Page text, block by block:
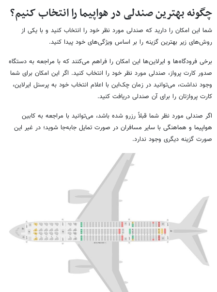
چگونه بهترین صندلی در هواپیما را انتخاب کنیم؟
شما این امکان را دارید که صندلی مورد نظر خود را انتخاب کنید و با یکی از
روش‌های زیر بهترین گزینه را بر اساس ویژگی‌های خود پیدا کنید.
برخی فرودگاه‌ها و ایرلاین‌ها این امکان را فراهم می‌کنند که با مراجعه به دستگاه
صدور کارت پرواز، صندلی مورد نظر خود را انتخاب کنید. اگر این امکان برای شما
وجود نداشت، می‌توانید در زمان چک‌این با اعلام انتخاب خود به پرسنل ایرلاین،
کارت پروازتان را برای آن صندلی دریافت کنید.
اگر صندلی مورد نظر شما قبلاً رزرو شده باشد، می‌توانید با مراجعه به کابین
هواپیما و هماهنگی با سایر مسافران در صورت تمایل جابه‌جا شوید؛ در غیر این
صورت گزینه دیگری وجود ندارد.